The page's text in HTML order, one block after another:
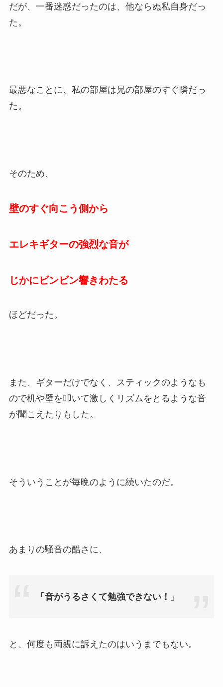
だが、一番迷惑だったのは、他ならぬ私自身だっ
た。
最悪なことに、私の部屋は兄の部屋のすぐ隣だっ
た。
そのため、
壁のすぐ向こう側から
エレキギターの強烈な音が
じかにビンビン響きわたる
ほどだった。
また、ギターだけでなく、スティックのようなも
ので机や壁を叩いて激しくリズムをとるような音
が聞こえたりもした。
そういうことが毎晩のように続いたのだ。
あまりの騒音の酷さに、
「音がうるさくて勉強できない！」
と、何度も両親に訴えたのはいうまでもない。